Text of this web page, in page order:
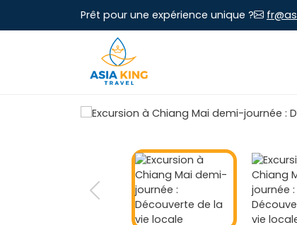
Prêt pour une expérience unique ?